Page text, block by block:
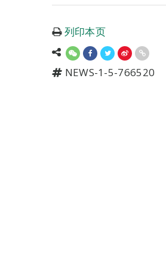
列印本页
NEWS-1-5-766520